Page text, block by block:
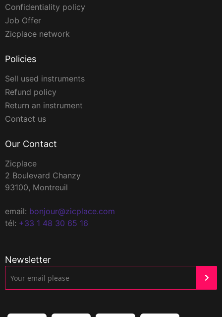
Confidentiality policy
Job Offer
Zicplace network
Policies
Sell used instruments
Refund policy
Return an instrument
Contact us
Our Contact
Zicplace
2 Boulevard Chanzy
93100, Montreuil
email: bonjour@zicplace.com
tél: +33 1 48 30 65 16
Newsletter